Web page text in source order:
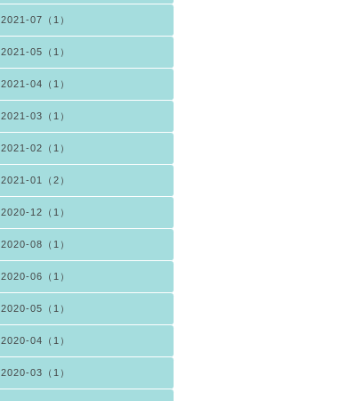
2021-07（1）
2021-05（1）
2021-04（1）
2021-03（1）
2021-02（1）
2021-01（2）
2020-12（1）
2020-08（1）
2020-06（1）
2020-05（1）
2020-04（1）
2020-03（1）